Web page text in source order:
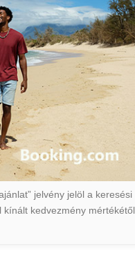
jelvény jelöl a keresési
kedvezmény mértékétől